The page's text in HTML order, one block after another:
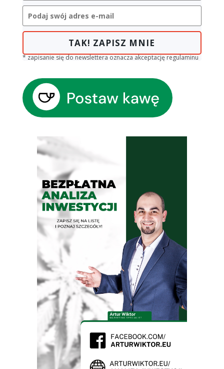
TAK! ZAPISZ MNIE
* zapisanie się do newslettera oznacza akceptację regulaminu